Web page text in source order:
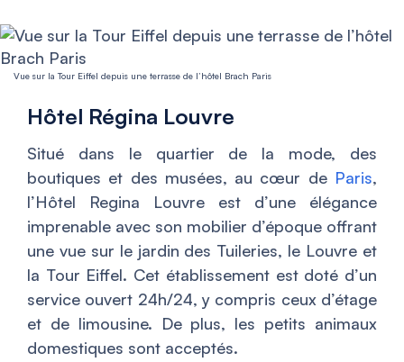
Vue sur la Tour Eiffel depuis une terrasse de l’hôtel Brach Paris
Hôtel Régina Louvre
Situé dans le quartier de la mode, des
boutiques et des musées, au cœur deParis,
l’Hôtel Regina Louvre est d’une élégance
imprenable avec son mobilier d’époque offrant
une vue sur le jardin des Tuileries, le Louvre et
la Tour Eiffel. Cet établissement est doté d’un
service ouvert 24h/24, y compris ceux d’étage
et de limousine. De plus, les petits animaux
domestiques sont acceptés.